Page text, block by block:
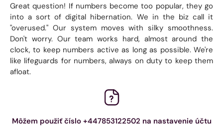
Great question! If numbers become too popular, they go
into a sort of digital hibernation. We in the biz call it
"overused." Our system moves with silky smoothness.
Don't worry. Our team works hard, almost around the
clock, to keep numbers active as long as possible. We're
like lifeguards for numbers, always on duty to keep them
afloat.
Môžem použiť číslo +447853122502 na nastavenie účtu